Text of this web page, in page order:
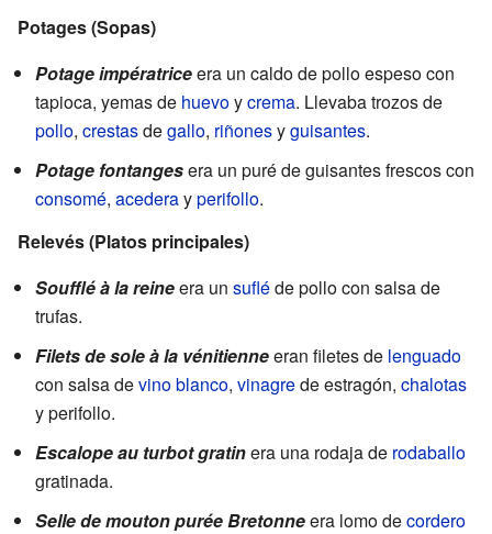
Potages (Sopas)
Potage impératriceera un caldo de pollo espeso con
tapioca, yemas de huevoycrema. Llevaba trozos de
pollo, crestasdegallo, riñonesyguisantes.
Potage fontangesera un puré de guisantes frescos con
consomé, acederayperifollo.
Relevés (Platos principales)
Soufflé à la reineera un sufléde pollo con salsa de
trufas.
Filets de sole à la vénitienneeran filetes de lenguado
con salsa devino blanco, vinagrede estragón, chalotas
y perifollo.
Escalope au turbot gratinera una rodaja de rodaballo
gratinada.
Selle de mouton purée Bretonneera lomo decordero